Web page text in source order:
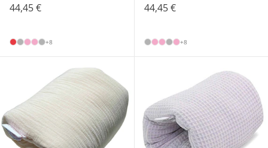
44,45 €
+8
44,45 €
+8